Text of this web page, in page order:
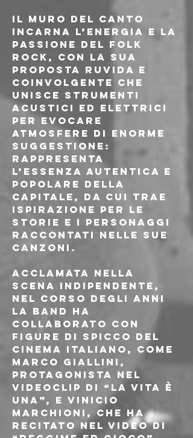
Il Muro del Canto
incarna l’energia e la
passione del folk
rock, con la sua
proposta ruvida e
coinvolgente che
unisce strumenti
acustici ed elettrici
per evocare
atmosfere di enorme
suggestione:
rappresenta
l’essenza autentica e
popolare della
capitale, da cui trae
ispirazione per le
storie e i personaggi
raccontati nelle sue
canzoni.
Acclamata nella
scena indipendente,
nel corso degli anni
la band ha
collaborato con
figure di spicco del
cinema italiano, come
Marco Giallini,
protagonista nel
videoclip di “La vita è
una”, e Vinicio
Marchioni, che ha
recitato nel video di